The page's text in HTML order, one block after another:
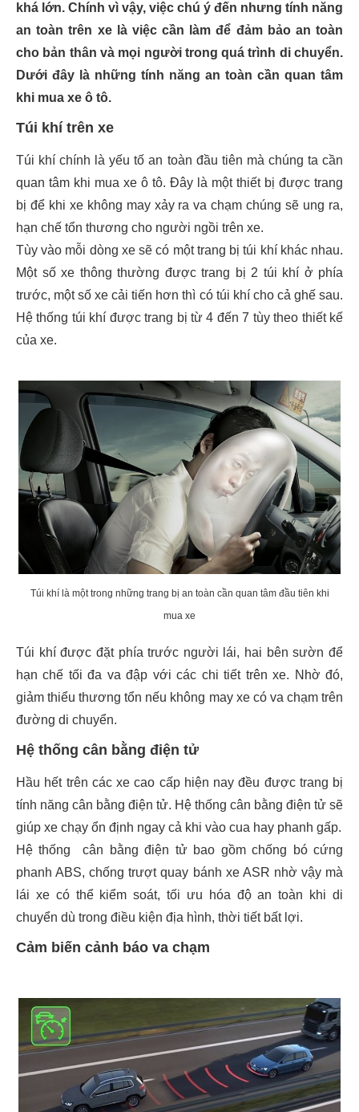
khá lớn. Chính vì vậy, việc chú ý đến nhưng tính năng
an toàn trên xe là việc cần làm để đảm bảo an toàn
cho bản thân và mọi người trong quá trình di chuyển.
Dưới đây là những tính năng an toàn cần quan tâm
khi mua xe ô tô.
Túi khí trên xe
Túi khí chính là yếu tố an toàn đầu tiên mà chúng ta cần
quan tâm khi mua xe ô tô. Đây là một thiết bị được trang
bị để khi xe không may xảy ra va chạm chúng sẽ ung ra,
hạn chế tổn thương cho người ngồi trên xe.
Tùy vào mỗi dòng xe sẽ có một trang bị túi khí khác nhau.
Một số xe thông thường được trang bị 2 túi khí ở phía
trước, một số xe cải tiến hơn thì có túi khí cho cả ghế sau.
Hệ thống túi khí được trang bị từ 4 đến 7 tùy theo thiết kế
của xe.
Túi khí là một trong những trang bị an toàn cần quan tâm đầu tiên khi
mua xe
Túi khí được đặt phía trước người lái, hai bên sườn để
hạn chế tối đa va đập với các chi tiết trên xe. Nhờ đó,
giảm thiểu thương tổn nếu không may xe có va chạm trên
đường di chuyển.
Hệ thống cân bằng điện tử
Hầu hết trên các xe cao cấp hiện nay đều được trang bị
tính năng cân bằng điện tử. Hệ thống cân bằng điện tử sẽ
giúp xe chạy ổn định ngay cả khi vào cua hay phanh gấp.
Hệ thống cân bằng điện tử bao gồm chống bó cứng
phanh ABS, chống trượt quay bánh xe ASR nhờ vậy mà
lái xe có thể kiểm soát, tối ưu hóa độ an toàn khi di
chuyển dù trong điều kiện địa hình, thời tiết bất lợi.
Cảm biến cảnh báo va chạm